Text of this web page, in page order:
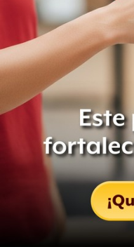
mientras que el
aseguró que el país
escuela”.
Por su parte, el
conocimiento de
El impacto en la
del sábado por parte de
sobre múltiples
Irán.